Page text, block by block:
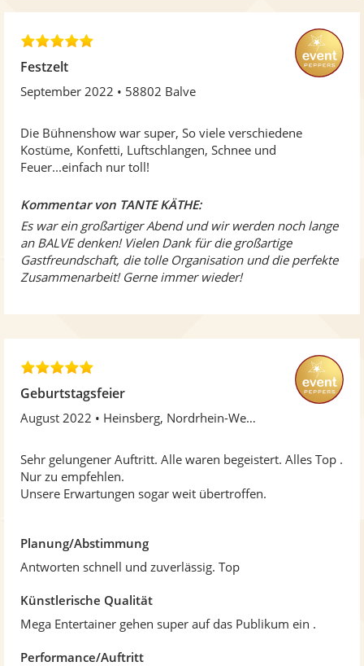
4
v
n
5
S
r
n
e
n
Festzelt
September 2022 58802 Balve
Die Bühnenshow war super, So viele verschiedene
Kostüme, Konfetti, Luftschlangen, Schnee und
Feuer...einfach nur toll!
Kommentar von TANTE KÄTHE:
Es war ein großartiger Abend und wir werden noch lange
an BALVE denken! Vielen Dank für die großartige
Gastfreundschaft, die tolle Organisation und die perfekte
Zusammenarbeit! Gerne immer wieder!
5
0
v
5
S
r
e
Geburtstagsfeier
August 2022 Heinsberg, Nordrhein-Westfalen
Sehr gelungener Auftritt. Alle waren begeistert. Alles Top .
Nur zu empfehlen.
Unsere Erwartungen sogar weit übertroffen.
Planung/Abstimmung
Antworten schnell und zuverlässig. Top
Künstlerische Qualität
Mega Entertainer gehen super auf das Publikum ein .
Performance/Auftritt